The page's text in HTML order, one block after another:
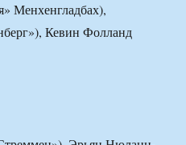
Менхенгладбах),
Кевин Фолланд